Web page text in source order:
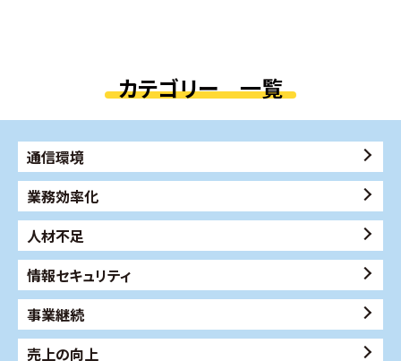
カテゴリー 一覧
通信環境
業務効率化
人材不足
情報セキュリティ
事業継続
売上の向上